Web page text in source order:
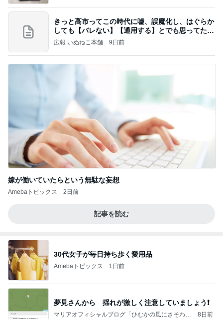
きっと高市ってこの時代に嘘、誤魔化し、はぐらか
しても【バレない】【通用する】とでも思ってたん
だろ
広報 いぬねこ本舗 9日前
嫁が働いていたらという無駄な妄想
Amebaトピックス 2日前
記事を読む
30代女子が毎日持ち歩く愛用品
Amebaトピックス 1日前
夢見さんから 揺れが激しく注意していましょう❗️
マリアオフィシャルブログ「ひむかの風にさそわれ
8日前